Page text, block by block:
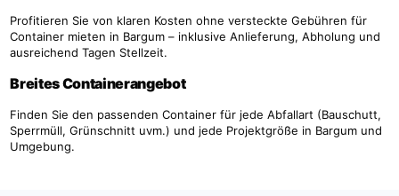
Profitieren Sie von klaren Kosten ohne versteckte Gebühren für
Container mieten in Bargum – inklusive Anlieferung, Abholung und
ausreichend Tagen Stellzeit.
Breites Containerangebot
Finden Sie den passenden Container für jede Abfallart (Bauschutt,
Sperrmüll, Grünschnitt uvm.) und jede Projektgröße in Bargum und
Umgebung.